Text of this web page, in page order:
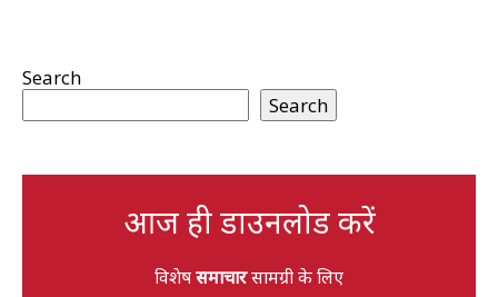
Search
Search
आज ही डाउनलोड करें
विशेषसमाचारसामग्री के लिए